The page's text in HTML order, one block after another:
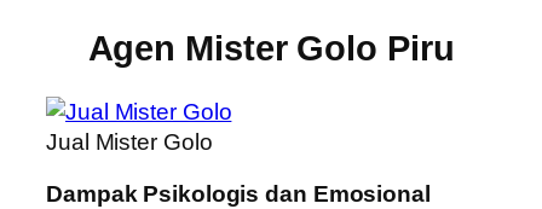
Agen Mister Golo Piru
Jual Mister Golo
Dampak Psikologis dan Emosional